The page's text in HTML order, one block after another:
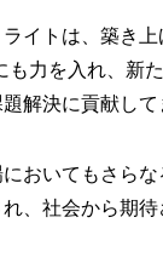
イトは、築き
も力を入れ、新
解決に貢献し
おいてもさら
、社会から期